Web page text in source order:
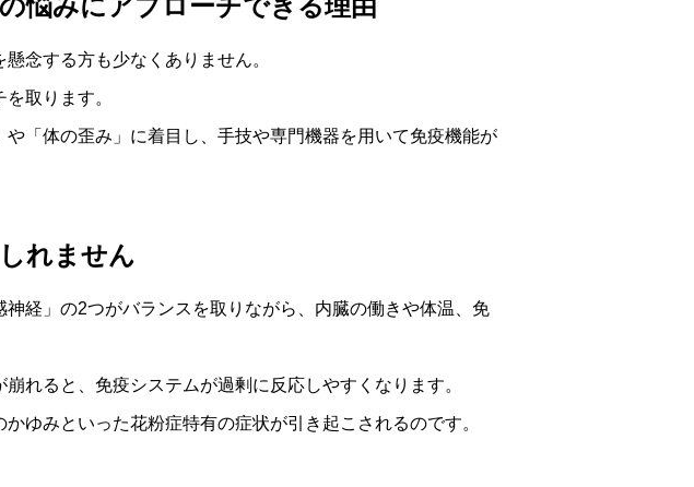
悩みにアプローチできる理由
念する方も少なくありません。
取ります。
「体の歪み」に着目し、手技や専門機器を用いて免疫機能が
れません
経」の2つがバランスを取りながら、内臓の働きや体温、免
れると、免疫システムが過剰に反応しやすくなります。
ゆみといった花粉症特有の症状が引き起こされるのです。